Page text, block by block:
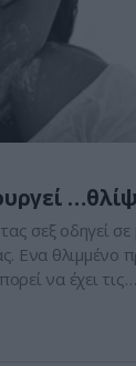
σεξ οδηγεί
Ενα θλιμμένο
να έχει
στις